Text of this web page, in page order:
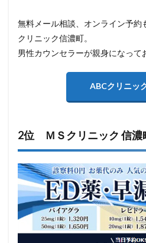
無料メール相談、オンライン予約
クリニック信濃町。
男性カウンセラーが親身になって
ABCクリニッ
2位 ＭＳクリニック 信濃